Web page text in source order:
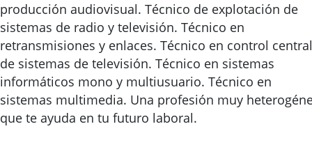
producción audiovisual. Técnico de explotación de
sistemas de radio y televisión. Técnico en
retransmisiones y enlaces. Técnico en control central
de sistemas de televisión. Técnico en sistemas
informáticos mono y multiusuario. Técnico en
sistemas multimedia. Una profesión muy
que te ayuda en tu futuro laboral.